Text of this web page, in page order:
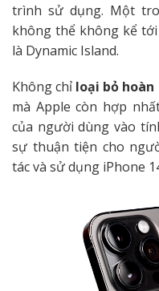
trình sử dụng. Một
không thể không kể
là Dynamic Island.
Không chỉ loại bỏ
mà Apple còn hợp
của người dùng vào
sự thuận tiện cho
tác và sử dụng iPhone